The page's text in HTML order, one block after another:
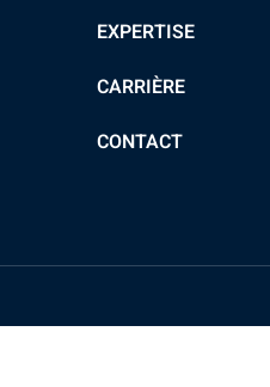
EXPERTISE
CARRIÈRE
CONTACT